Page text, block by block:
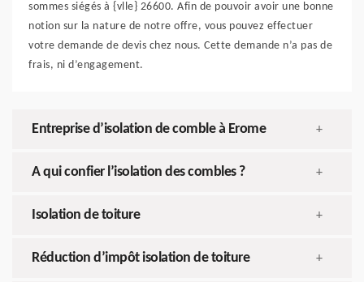
sommes siégés à {vlle} 26600. Afin de pouvoir avoir une bonne
notion sur la nature de notre offre, vous pouvez effectuer
votre demande de devis chez nous. Cette demande n’a pas de
frais, ni d’engagement.
Entreprise d’isolation de comble à Erome +
A qui confier l’isolation des combles ? +
Isolation de toiture +
Réduction d’impôt isolation de toiture +